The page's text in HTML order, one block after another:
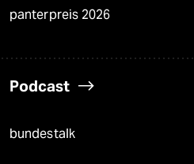
panterpreis 2026
Podcast
bundestalk